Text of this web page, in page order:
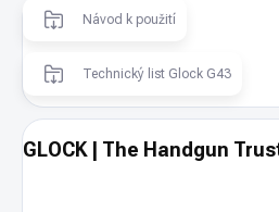
Návod k použití
Technický list Glock G43
GLOCK | The Handgun